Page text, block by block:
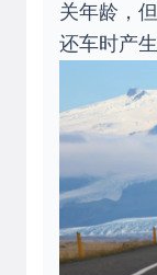
关年龄，
还车时产